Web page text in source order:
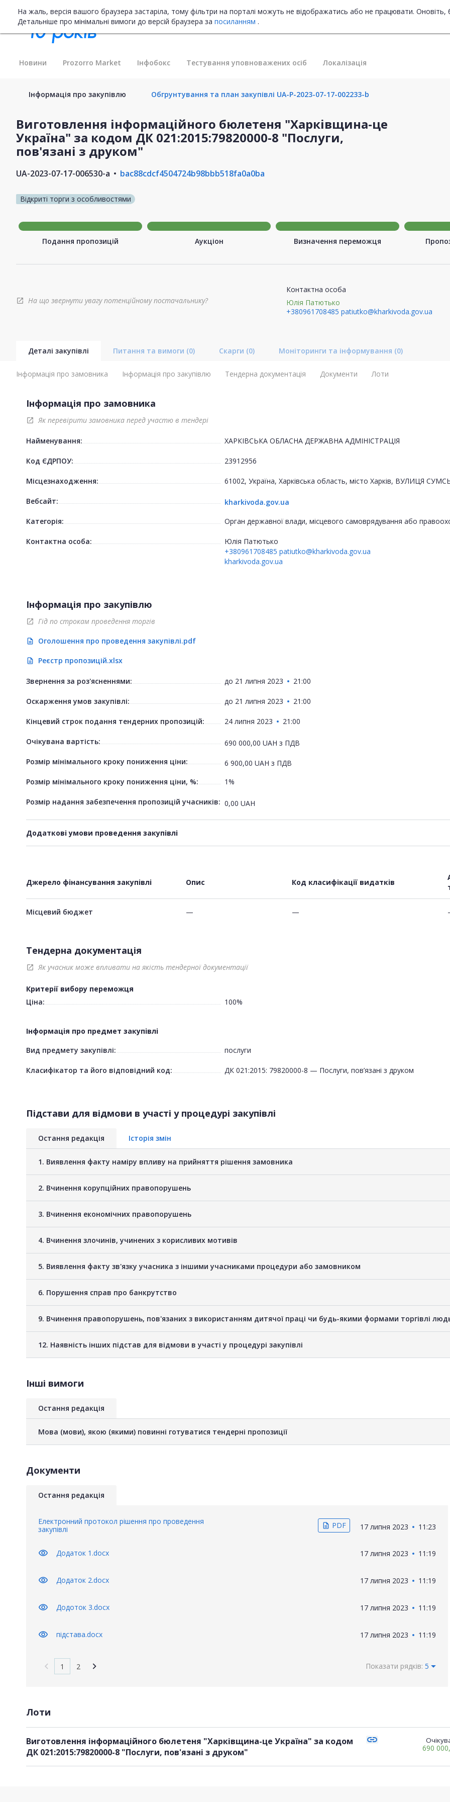
На жаль, версія вашого браузера застаріла, тому фільтри на порталі можуть не відображатись або не працювати.
Детальніше про мінімальні вимоги до версій браузера за посиланням .
Новини Prozorro Market Інфобокс Тестування уповноважених осіб Локалізація
Інформація про закупівлю Обгрунтування та план закупівлі UA-P-2023-07-17-002233-b
Виготовлення інформаційного бюлетеня "Харківщина-це
Україна" за кодом ДК 021:2015:79820000-8 "Послуги,
пов'язані з друком"
UA-2023-07-17-006530-a bac88cdcf4504724b98bbb518fa0a0ba
Відкриті торги з особливостями
Подання пропозицій Аукціон Визначення переможця
open_in_new На що звернути увагу потенційному постачальнику?
Контактна особа
Юлія Патютько
+380961708485 patiutko@kharkivoda.gov.ua
Деталі закупівлі Питання та вимоги (0) Скарги (0) Моніторинги та інформування (0)
Інформація про замовника Інформація про закупівлю Тендерна документація Документи Лоти
Інформація про замовника
open_in_new Як перевірити замовника перед участю в тендері
Найменування: ХАРКІВСЬКА ОБЛАСНА ДЕРЖАВНА АДМІНІСТРАЦІЯ
Код ЄДРПОУ: 23912956
Місцезнаходження: 61002, Україна, Харківська область, місто Харків, ВУЛИЦЯ
Вебсайт:
kharkivoda.gov.ua
Категорія:
Орган державної влади, місцевого самоврядування або
Контактна особа:
Юлія Патютько
+380961708485 patiutko@kharkivoda.gov.ua
kharkivoda.gov.ua
Інформація про закупівлю
open_in_new Гід по строкам проведення торгів
description Оголошення про проведення закупівлі.pdf
description Реєстр пропозицій.xlsx
Звернення за роз'ясненнями: до 21 липня 2023 21:00
Оскарження умов закупівлі: до 21 липня 2023 21:00
Кінцевий строк подання тендерних пропозицій: 24 липня 2023 21:00
Очікувана вартість: 690 000,00 UAH з ПДВ
Розмір мінімального кроку пониження ціни:
6 900,00 UAH з ПДВ
Розмір мінімального кроку пониження ціни, %:
1%
Розмір надання забезпечення пропозицій учасників: 0,00 UAH
Додаткові умови проведення закупівлі
Джерело фінансування закупівлі Опис Код класифікації видатків
Місцевий бюджет — —
Тендерна документація
open_in_new Як учасник може впливати на якість тендерної документації
Критерії вибору переможця
Ціна:
100%
Інформація про предмет закупівлі
Вид предмету закупівлі:
послуги
Класифікатор та його відповідний код: ДК 021:2015: 79820000-8 — Послуги, пов’язані з друком
Підстави для відмови в участі у процедурі закупівлі
Остання редакція Історія змін
1. Виявлення факту наміру впливу на прийняття рішення замовника
2. Вчинення корупційних правопорушень
3. Вчинення економічних правопорушень
4. Вчинення злочинів, учинених з корисливих мотивів
5. Виявлення факту зв'язку учасника з іншими учасниками процедури або замовником
6. Порушення справ про банкрутство
9. Вчинення правопорушень, пов'язаних з використанням дитячої праці чи будь-якими формами торгівлі
12. Наявність інших підстав для відмови в участі у процедурі закупівлі
Інші вимоги
Остання редакція
Мова (мови), якою (якими) повинні готуватися тендерні пропозиції
Документи
Остання редакція
Електронний протокол рішення про проведення
закупівлі
description PDF 17 липня 2023 11:23
visibility Додаток 1.docx 17 липня 2023 11:19
visibility Додаток 2.docx 17 липня 2023 11:19
visibility Додоток 3.docx 17 липня 2023 11:19
visibility підстава.docx 17 липня 2023 11:19
1 2 Показати рядків: 5
Лоти
Виготовлення інформаційного бюлетеня "Харківщина-це Україна" за кодом
ДК 021:2015:79820000-8 "Послуги, пов'язані з друком"
link
690